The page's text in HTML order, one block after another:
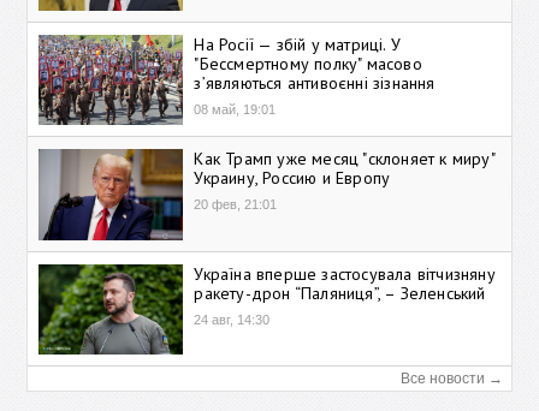
На Росії — збій у матриці. У
"Бессмертному полку" масово
зʼявляються антивоєнні зізнання
08 май, 19:01
Как Трамп уже месяц "склоняет к миру"
Украину, Россию и Европу
20 фев, 21:01
Україна вперше застосувала вітчизняну
ракету-дрон “Паляниця”, – Зеленський
24 авг, 14:30
Все новости →